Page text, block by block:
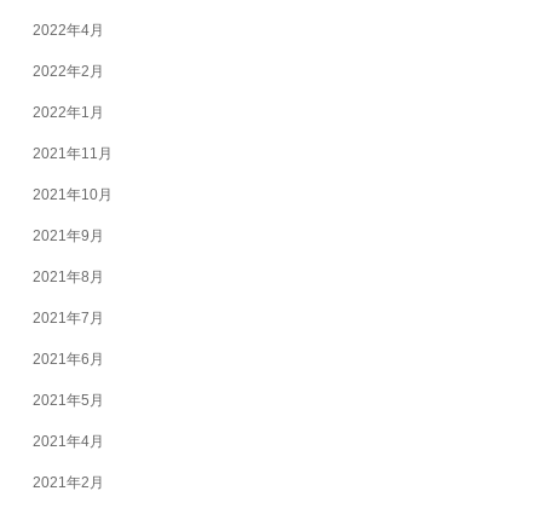
2022年4月
2022年2月
2022年1月
2021年11月
2021年10月
2021年9月
2021年8月
2021年7月
2021年6月
2021年5月
2021年4月
2021年2月